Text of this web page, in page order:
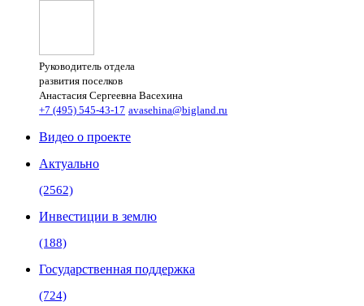
Руководитель отдела
развития поселков
Анастасия Сергеевна Васехина
+7 (495) 545-43-17 avasehina@bigland.ru
Видео о проекте
Актуально
(2562)
Инвестиции в землю
(188)
Государственная поддержка
(724)